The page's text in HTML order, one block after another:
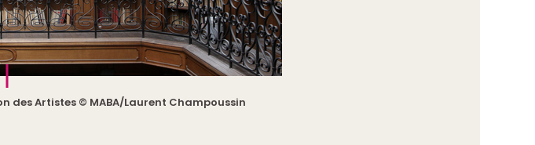
des Artistes © MABA/Laurent Champoussin